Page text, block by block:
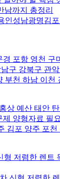
남까지 총정리
성남광명김
포항 영천 구
구 강북구 관
천 하남 이천
상 예산 태안
양형자료 필
김포 양주 포천
저렴한 렌